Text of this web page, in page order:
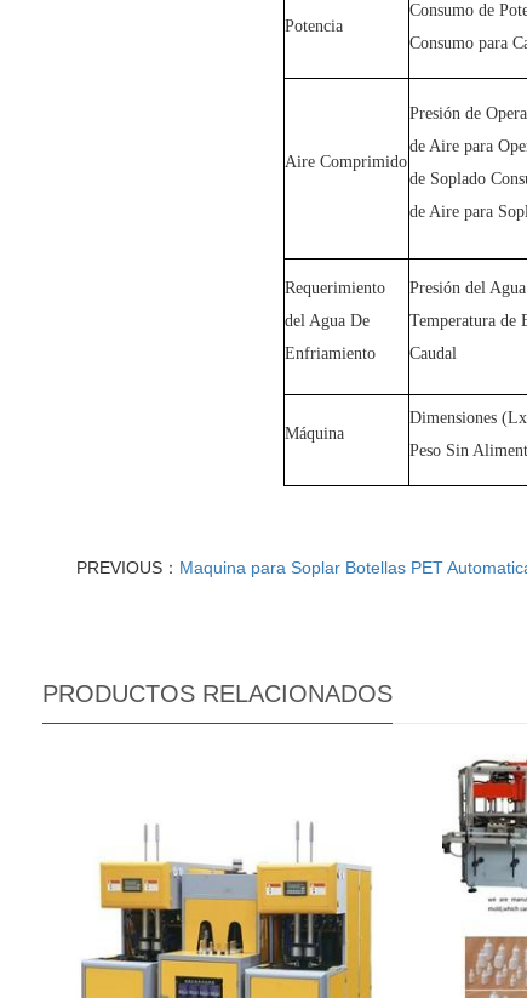
Potencia
Consumo de
Consumo para
Aire Comprimido
Presión de
de Aire para
de Soplado
de Aire para
Requerimiento
del Agua De
Enfriamiento
Presión del
Temperatura de
Caudal
Máquina
Dimensiones
Peso Sin
PREVIOUS： Maquina para Soplar Botellas PET
PRODUCTOS RELACIONADOS